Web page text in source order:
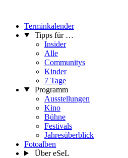
Terminkalender
Tipps für …
Insider
Alle
Communitys
Kinder
7 Tage
Programm
Ausstellungen
Kino
Bühne
Festivals
Jahresüberblick
Fotoalben
Über eSeL